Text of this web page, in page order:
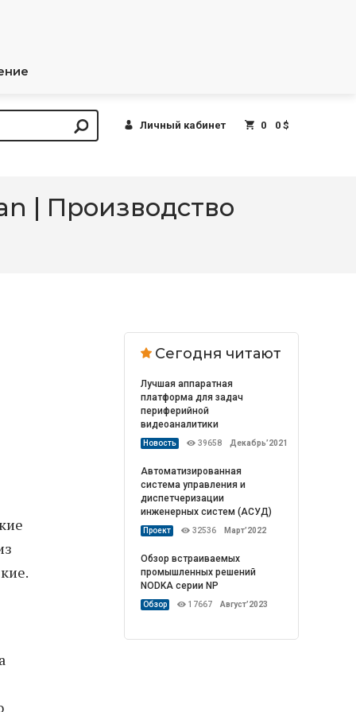
Личный кабинет 0 0 $
| Производство
Сегодня читают
Лучшая аппаратная
платформа для задач
периферийной
видеоаналитики
Новость 39658 Декабрь’2021
Автоматизированная
система управления и
диспетчеризации
инженерных систем (АСУД)
Проект 32536 Март’2022
Обзор встраиваемых
промышленных решений
NODKA серии NP
Обзор 17667 Август’2023